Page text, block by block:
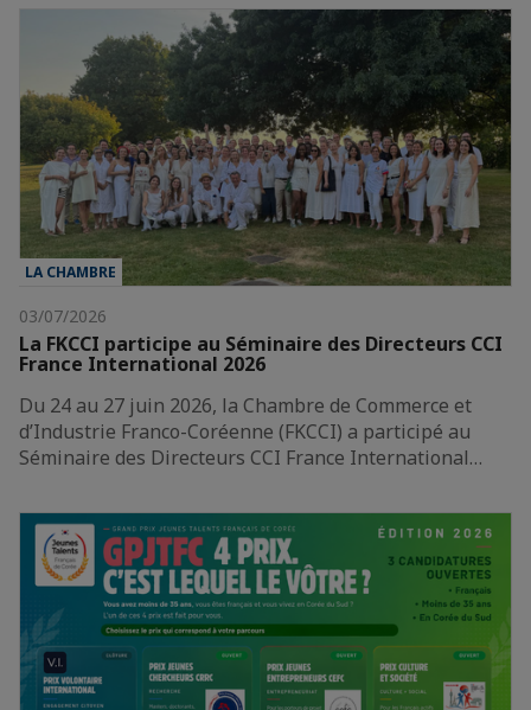
LA CHAMBRE
03/07/2026
La FKCCI participe au Séminaire des Directeurs CCI
France International 2026
Du 24 au 27 juin 2026, la Chambre de Commerce et
d’Industrie Franco-Coréenne (FKCCI) a participé au
Séminaire des Directeurs CCI France International…